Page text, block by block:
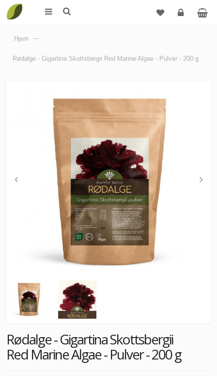
inn
Hjem —
Rødalge - Gigartina Skottsbergii Red Marine Algae - Pulver - 200 g
Rødalge - Gigartina Skottsbergii
Red Marine Algae - Pulver - 200 g